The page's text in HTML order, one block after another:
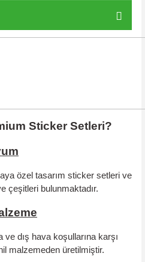
Sticker Setleri?
özel tasarım sticker setleri ve
çeşitleri bulunmaktadır.
ve dış hava koşullarına karşı
malzemeden üretilmiştir.